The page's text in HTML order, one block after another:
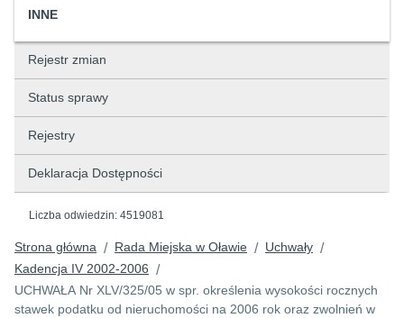
INNE
Rejestr zmian
Status sprawy
Rejestry
Deklaracja Dostępności
Liczba odwiedzin: 4519081
Strona główna / Rada Miejska w Oławie / Uchwały /
Kadencja IV 2002-2006 /
UCHWAŁA Nr XLV/325/05 w spr. określenia wysokości rocznych
stawek podatku od nieruchomości na 2006 rok oraz zwolnień w